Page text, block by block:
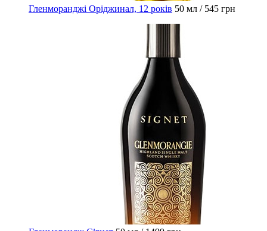
Гленморанджі Оріджинал, 12 років 50 мл / 545 грн